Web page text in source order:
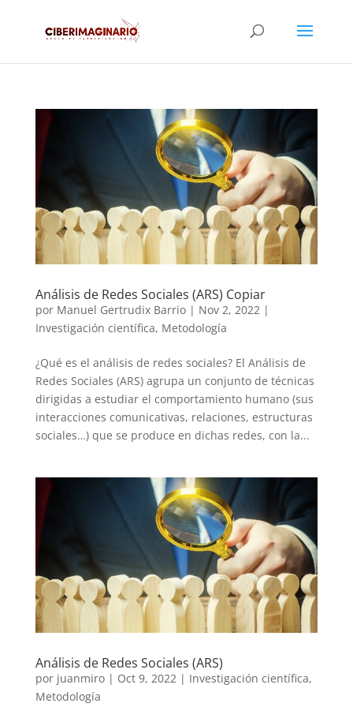
Análisis de Redes Sociales (ARS) Copiar
por Manuel Gertrudix Barrio| Nov 2, 2022 |
Investigación científica, Metodología
¿Qué es el análisis de redes sociales? El Análisis de
Redes Sociales (ARS) agrupa un conjunto de técnicas
dirigidas a estudiar el comportamiento humano (sus
interacciones comunicativas, relaciones, estructuras
sociales…) que se produce en dichas redes, con la...
Análisis de Redes Sociales (ARS)
por juanmiro| Oct 9, 2022 | Investigación científica,
Metodología